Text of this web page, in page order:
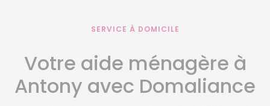
SERVICE À DOMICILE
Votre aide ménagère à
Antony avec Domaliance